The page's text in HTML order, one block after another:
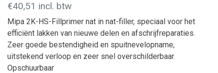
€40,51 incl. btw
Mipa 2K-HS-Fillprimer nat in nat-filler, speciaal voor het
efficiënt lakken van nieuwe delen en afschrijfreparaties.
Zeer goede bestendigheid en spuitnevelopname,
uitstekend verloop en zeer snel overschilderbaar.
Opschuurbaar